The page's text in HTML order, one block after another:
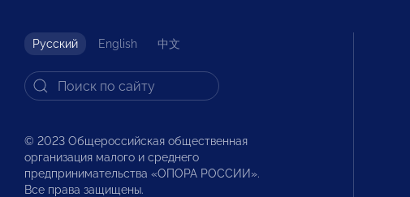
Русский English 中文
© 2023 Общероссийская общественная
организация малого и среднего
предпринимательства «ОПОРА РОССИИ».
Все права защищены.